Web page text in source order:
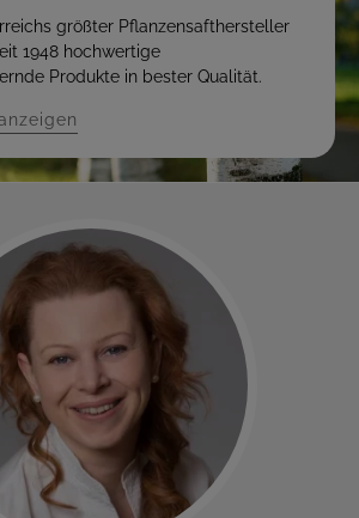
größter Pflanzensafthersteller
1948 hochwertige
Produkte in bester Qualität.